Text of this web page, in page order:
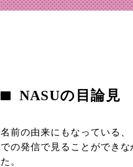
NASUの目論見
名前の由来にもなっている
での発信で見ることができ
た。